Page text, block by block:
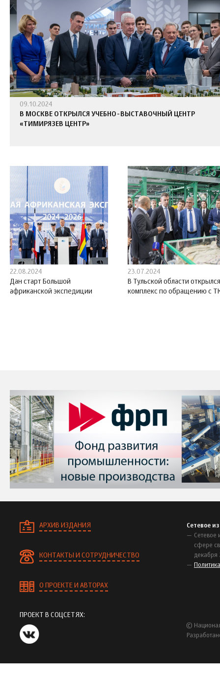
09.10.2024
В МОСКВЕ ОТКРЫЛСЯ УЧЕБНО-ВЫСТАВОЧНЫЙ ЦЕНТР
«ТИМИРЯЗЕВ ЦЕНТР»
22.08.2024
Дан старт Большой
африканской экспедиции
23.07.2024
В Тульской области открылся
комплекс по обращению с
АРХИВ ИЗДАНИЯ
КОНТАКТЫ И СОТРУДНИЧЕСТВО
О ПРОЕКТЕ И АВТОРАХ
Сетевое
Сетевое
сфере
декабря
ПРОЕКТ В СОЦСЕТЯХ:
©